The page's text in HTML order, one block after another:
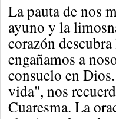
La pauta de nos
ayuno y la
corazón
engañamos a
consuelo en
vida", nos
Cuaresma. La